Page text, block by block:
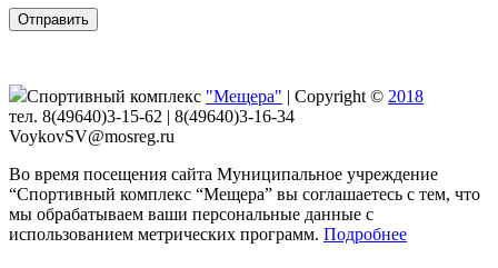
Спортивный комплекс "Мещера" | Copyright © 2018
тел. 8(49640)3-15-62 | 8(49640)3-16-34
VoykovSV@mosreg.ru
Во время посещения сайта Муниципальное учреждение
“Спортивный комплекс “Мещера” вы соглашаетесь с тем, что
мы обрабатываем ваши персональные данные с
использованием метрических программ. Подробнее